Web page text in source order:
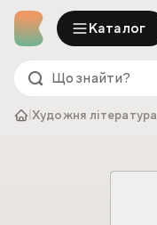
Каталог
|Художня література